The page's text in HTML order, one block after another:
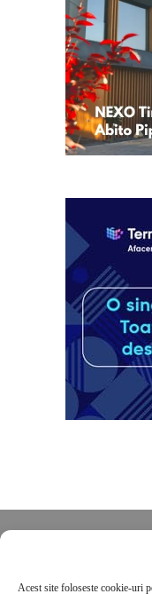
Acest site foloseste cookie-uri